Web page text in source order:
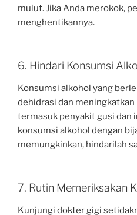
mulut. Jika Anda merokok,
menghentikannya.
6. Hindari Konsumsi
Konsumsi alkohol yang
dehidrasi dan
termasuk penyakit gusi dan
konsumsi alkohol dengan
memungkinkan, hindarilah
7. Rutin Memeriksakan
Kunjungi dokter gigi